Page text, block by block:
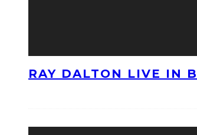
RAY DALTON LIVE IN